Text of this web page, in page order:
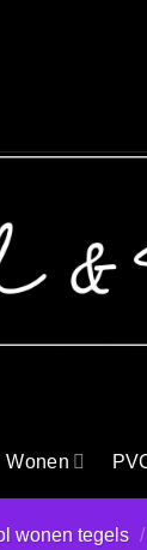
Wonen
wonen tegels /